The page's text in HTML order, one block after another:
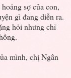
sợ của con,
gì đang diễn ra.
hỏi nhưng chỉ
mình, chị Ngân